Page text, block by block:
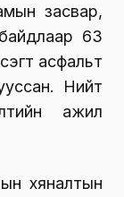
засвар,
63
асфальт
Нийт
ажил
хяналтын